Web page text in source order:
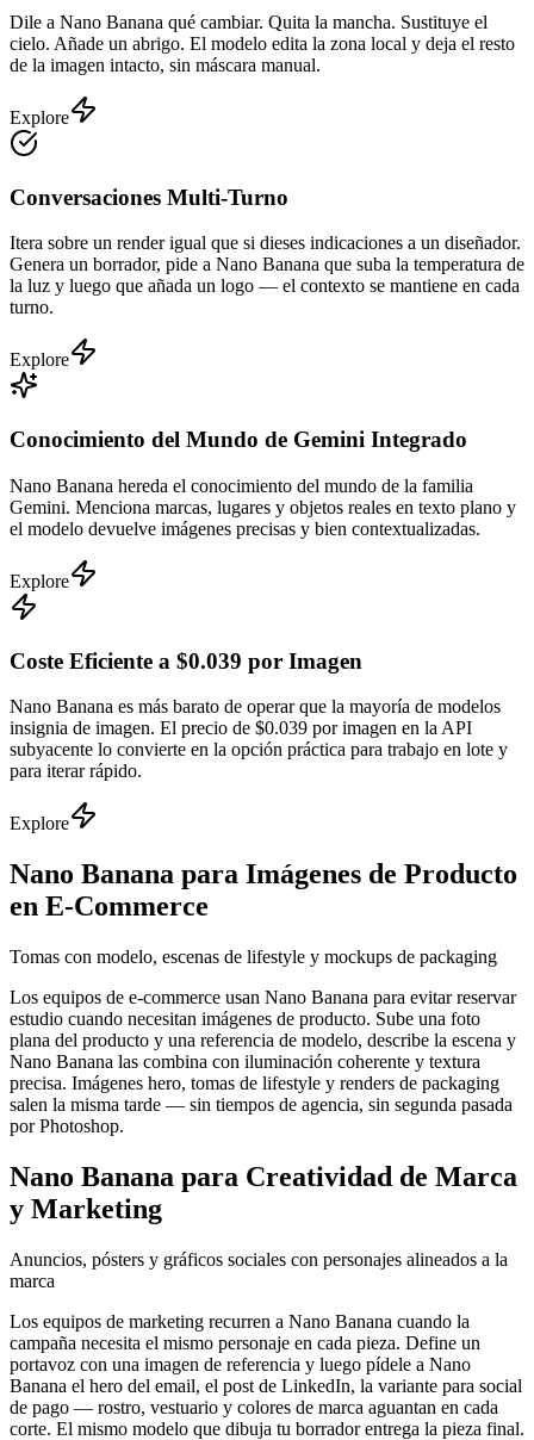
Dile a Nano Banana qué cambiar. Quita la mancha. Sustituye el
cielo. Añade un abrigo. El modelo edita la zona local y deja el resto
de la imagen intacto, sin máscara manual.
Explore
Conversaciones Multi-Turno
Itera sobre un render igual que si dieses indicaciones a un diseñador.
Genera un borrador, pide a Nano Banana que suba la temperatura de
la luz y luego que añada un logo — el contexto se mantiene en cada
turno.
Explore
Conocimiento del Mundo de Gemini Integrado
Nano Banana hereda el conocimiento del mundo de la familia
Gemini. Menciona marcas, lugares y objetos reales en texto plano y
el modelo devuelve imágenes precisas y bien contextualizadas.
Explore
Coste Eficiente a $0.039 por Imagen
Nano Banana es más barato de operar que la mayoría de modelos
insignia de imagen. El precio de $0.039 por imagen en la API
subyacente lo convierte en la opción práctica para trabajo en lote y
para iterar rápido.
Explore
Nano Banana para Imágenes de Producto
en E-Commerce
Tomas con modelo, escenas de lifestyle y mockups de packaging
Los equipos de e-commerce usan Nano Banana para evitar reservar
estudio cuando necesitan imágenes de producto. Sube una foto
plana del producto y una referencia de modelo, describe la escena y
Nano Banana las combina con iluminación coherente y textura
precisa. Imágenes hero, tomas de lifestyle y renders de packaging
salen la misma tarde — sin tiempos de agencia, sin segunda pasada
por Photoshop.
Nano Banana para Creatividad de Marca
y Marketing
Anuncios, pósters y gráficos sociales con personajes alineados a la
marca
Los equipos de marketing recurren a Nano Banana cuando la
campaña necesita el mismo personaje en cada pieza. Define un
portavoz con una imagen de referencia y luego pídele a Nano
Banana el hero del email, el post de LinkedIn, la variante para social
de pago — rostro, vestuario y colores de marca aguantan en cada
corte. El mismo modelo que dibuja tu borrador entrega la pieza final.